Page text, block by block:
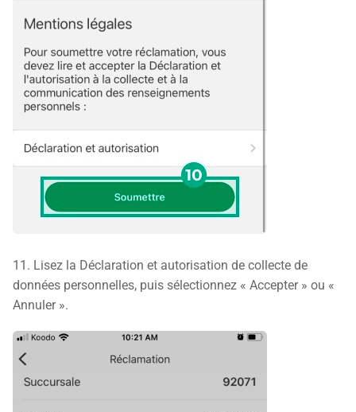
11. Lisez la Déclaration et autorisation de collecte de
données personnelles, puis sélectionnez « Accepter » ou «
Annuler ».